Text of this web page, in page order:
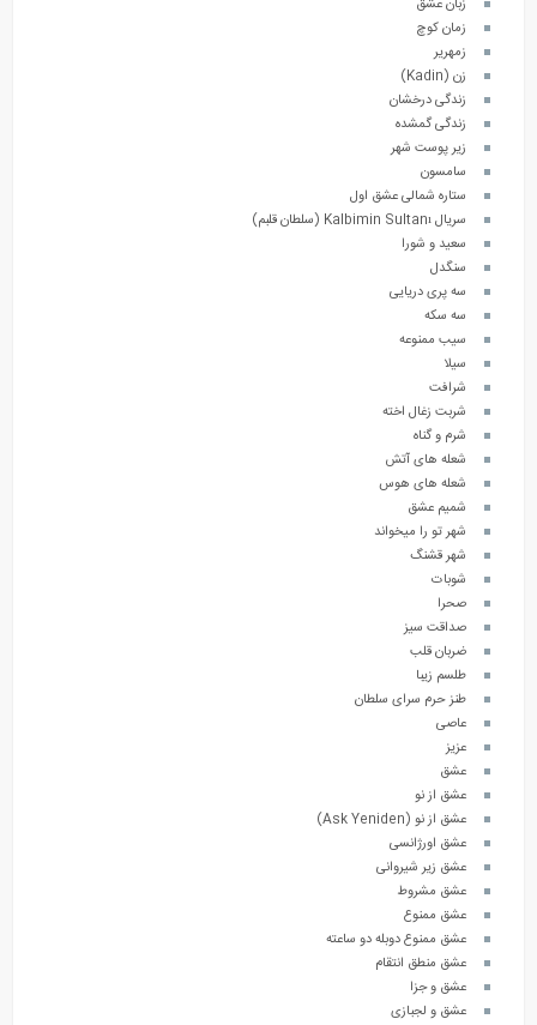
زبان عشق
زمان کوچ
زمهریر
زن (Kadin)
زندگی درخشان
زندگی گمشده
زیر پوست شهر
سامسون
ستاره شمالی عشق اول
سریال Kalbimin Sultanı (سلطان قلبم)
سعید و شورا
سنگدل
سه پری دریایی
سه سکه
سیب ممنوعه
سیلا
شرافت
شربت زغال اخته
شرم و گناه
شعله های آتش
شعله های هوس
شمیم عشق
شهر تو را میخواند
شهر قشنگ
شوبات
صحرا
صداقت سیز
ضربان قلب
طلسم زیبا
طنز حرم سرای سلطان
عاصی
عزیز
عشق
عشق از نو
عشق از نو (Ask Yeniden)
عشق اورژانسی
عشق زیر شیروانی
عشق مشروط
عشق ممنوع
عشق ممنوع دوبله دو ساعته
عشق منطق انتقام
عشق و جزا
عشق و لجبازی